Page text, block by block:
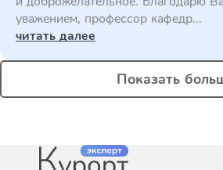
уважением, профессор кафедр...
читать далее
Показать